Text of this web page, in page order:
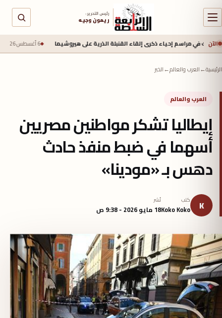
رئيس التحرير :
ريمون وجيه
الآن إحياء ذكرى إلقاء القنبلة الذرية على هيروشيما 6 أغسطس 2026 - 6:50 ص جيش
الرئيسية←العرب والعالم←الخبر
العرب والعالم
إيطاليا تشكر مواطنين مصريين
أسهما في ضبط منفذ حادث
دهس بـ «مودينا»
K كتب
Koko Koko
نُشر
18 مايو 2026 - 9:38 ص